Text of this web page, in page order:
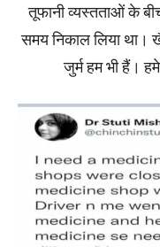
तूफानी व्यस्तताओं के
समय निकाल लिया था।
जुर्म हम भी हैं।